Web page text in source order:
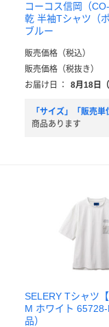
コーコス信岡（
乾 半袖Tシャツ（
ブルー
販売価格（税込）
販売価格（税抜き）
お届け日
： 8月18日
「サイズ」「販売単
商品あります
SELERY Tシャツ
M ホワイト
品）